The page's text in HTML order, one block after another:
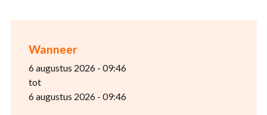
Wanneer
6 augustus 2026 - 09:46
tot
6 augustus 2026 - 09:46